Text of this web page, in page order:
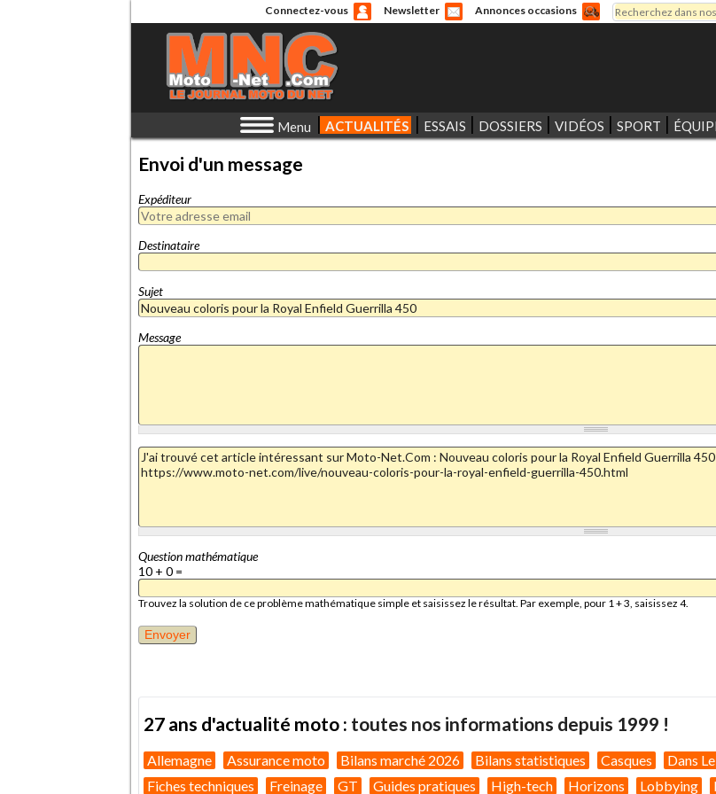
Connectez-vous Newsletter Annonces occasions
Formulaire
Rechercher
Menu ACTUALITÉS ESSAIS DOSSIERS VIDÉOS SPORT
Envoi d'un message
Expéditeur
Destinataire
Sujet
Message
Question mathématique
10 + 0 =
Trouvez la solution de ce problème mathématique simple et saisissez le résultat. Par exemple, pour 1 + 3, saisissez 4.
27 ans d'actualité moto : toutes nos informations depuis 1999 !
Allemagne Assurance moto Bilans marché 2026 Bilans statistiques Casques Dans
Fiches techniques
Freinage GT Guides pratiques High-tech Horizons Lobbying